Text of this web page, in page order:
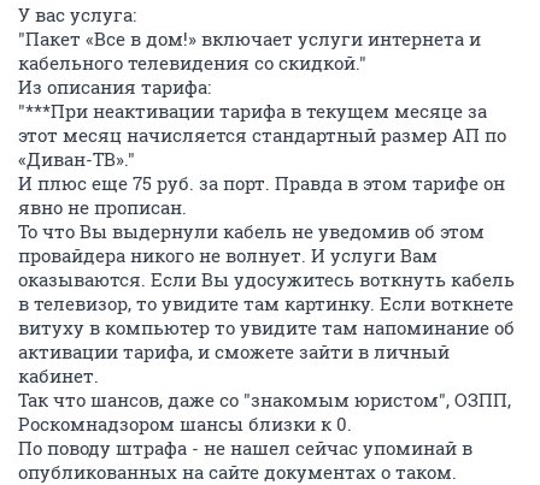
У вас услуга:
"Пакет «Все в дом!» включает услуги интернета и
кабельного телевидения со скидкой."
Из описания тарифа:
"***При неактивации тарифа в текущем месяце за
этот месяц начисляется стандартный размер АП по
«Диван-ТВ»."
И плюс еще 75 руб. за порт. Правда в этом тарифе он
явно не прописан.
То что Вы выдернули кабель не уведомив об этом
провайдера никого не волнует. И услуги Вам
оказываются. Если Вы удосужитесь воткнуть кабель
в телевизор, то увидите там картинку. Если воткнете
витуху в компьютер то увидите там напоминание об
активации тарифа, и сможете зайти в личный
кабинет.
Так что шансов, даже со "знакомым юристом", ОЗПП,
Роскомнадзором шансы близки к 0.
По поводу штрафа - не нашел сейчас упоминай в
опубликованных на сайте документах о таком.